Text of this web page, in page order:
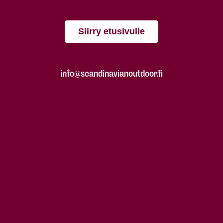
Siirry etusivulle
info@scandinavianoutdoor.fi